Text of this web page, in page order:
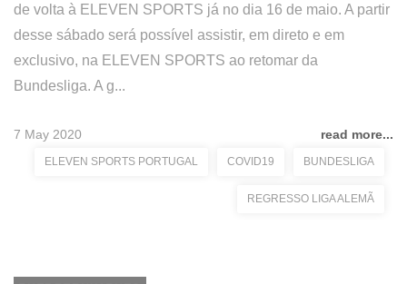
de volta à ELEVEN SPORTS já no dia 16 de maio. A partir
desse sábado será possível assistir, em direto e em
exclusivo, na ELEVEN SPORTS ao retomar da
Bundesliga. A g...
7 May 2020 read more...
ELEVEN SPORTS PORTUGAL COVID19 BUNDESLIGA
REGRESSO LIGA ALEMÃ